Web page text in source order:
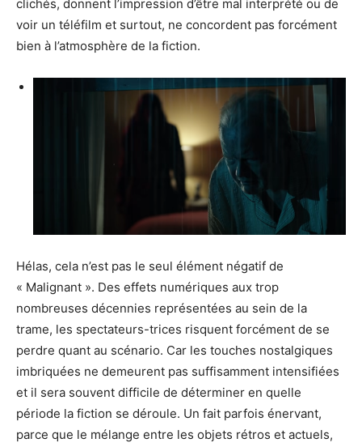
clichés, donnent l’impression d’être mal interprété ou de
voir un téléfilm et surtout, ne concordent pas forcément
bien à l’atmosphère de la fiction.
Hélas, cela n’est pas le seul élément négatif de
« Malignant ». Des effets numériques aux trop
nombreuses décennies représentées au sein de la
trame, les spectateurs-trices risquent forcément de se
perdre quant au scénario. Car les touches nostalgiques
imbriquées ne demeurent pas suffisamment intensifiées
et il sera souvent difficile de déterminer en quelle
période la fiction se déroule. Un fait parfois énervant,
parce que le mélange entre les objets rétros et actuels,